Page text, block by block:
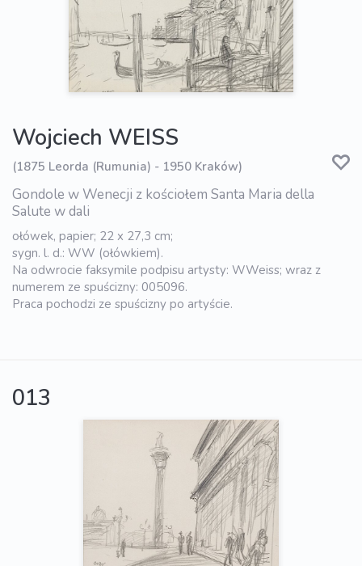
Wojciech WEISS
(1875 Leorda (Rumunia) - 1950 Kraków)
Gondole w Wenecji z kościołem Santa Maria della
Salute w dali
ołówek, papier; 22 x 27,3 cm;
sygn. l. d.: WW (ołówkiem).
Na odwrocie faksymile podpisu artysty: WWeiss; wraz z
numerem ze spuścizny: 005096.
Praca pochodzi ze spuścizny po artyście.
013